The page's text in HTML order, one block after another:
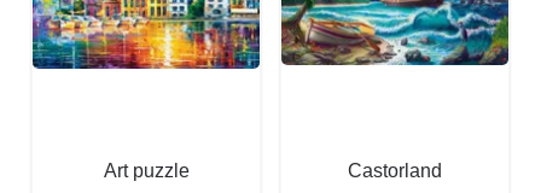
Art puzzle
Castorland